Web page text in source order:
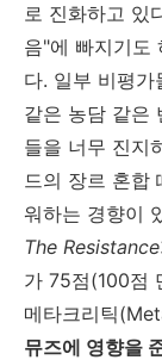
로 진화하고 있
음"에 빠지기도
다. 일부 비평가
같은 농담 같은
들을 너무 진지
드의 장르 혼합
워하는 경향이
The Resistance
가 75점(100점
메타크리틱
뮤즈에 영향을